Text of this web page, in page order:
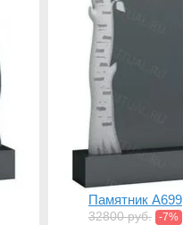
Памятник A699
32800 руб. -7%